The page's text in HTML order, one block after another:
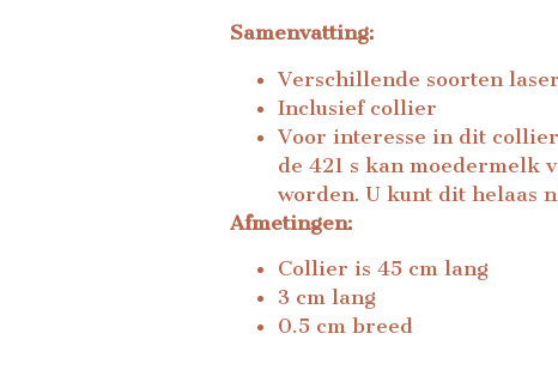
Samenvatting:
Verschillende soorten
Inclusief collier
Voor interesse in dit
de 421 s kan moedermelk
worden. U kunt dit helaas
Afmetingen:
Collier is 45 cm lang
3 cm lang
0.5 cm breed